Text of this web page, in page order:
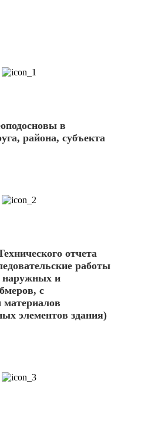
в
района, субъекта
отчета
работы
наружных и
с
материалов
элементов здания)